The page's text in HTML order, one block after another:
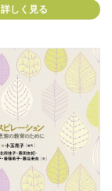
詳しく見る